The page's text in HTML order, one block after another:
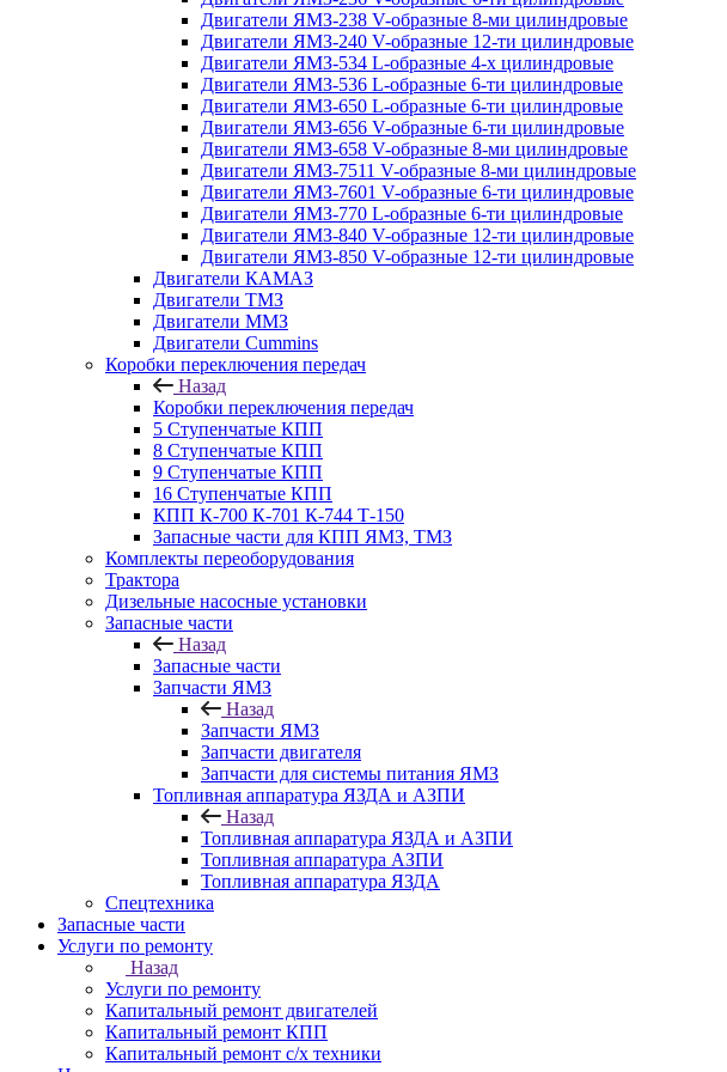
Двигатели ЯМЗ-238 V-образные 8-ми цилиндровые
Двигатели ЯМЗ-240 V-образные 12-ти цилиндровые
Двигатели ЯМЗ-534 L-образные 4-х цилиндровые
Двигатели ЯМЗ-536 L-образные 6-ти цилиндровые
Двигатели ЯМЗ-650 L-образные 6-ти цилиндровые
Двигатели ЯМЗ-656 V-образные 6-ти цилиндровые
Двигатели ЯМЗ-658 V-образные 8-ми цилиндровые
Двигатели ЯМЗ-7511 V-образные 8-ми цилиндровые
Двигатели ЯМЗ-7601 V-образные 6-ти цилиндровые
Двигатели ЯМЗ-770 L-образные 6-ти цилиндровые
Двигатели ЯМЗ-840 V-образные 12-ти цилиндровые
Двигатели ЯМЗ-850 V-образные 12-ти цилиндровые
Двигатели КАМАЗ
Двигатели ТМЗ
Двигатели ММЗ
Двигатели Cummins
Коробки переключения передач
Назад
Коробки переключения передач
5 Ступенчатые КПП
8 Ступенчатые КПП
9 Ступенчатые КПП
16 Ступенчатые КПП
КПП К-700 К-701 К-744 Т-150
Запасные части для КПП ЯМЗ, ТМЗ
Комплекты переоборудования
Трактора
Дизельные насосные установки
Запасные части
Назад
Запасные части
Запчасти ЯМЗ
Назад
Запчасти ЯМЗ
Запчасти двигателя
Запчасти для системы питания ЯМЗ
Топливная аппаратура ЯЗДА и АЗПИ
Назад
Топливная аппаратура ЯЗДА и АЗПИ
Топливная аппаратура АЗПИ
Топливная аппаратура ЯЗДА
Спецтехника
Запасные части
Услуги по ремонту
Назад
Услуги по ремонту
Капитальный ремонт двигателей
Капитальный ремонт КПП
Капитальный ремонт с/х техники